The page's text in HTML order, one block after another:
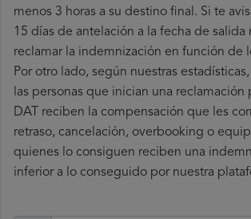
menos 3 horas a su destino final. Si te
15 días de antelación a la fecha de salida
reclamar la indemnización en función de
Por otro lado, según nuestras
las personas que inician una reclamación
DAT reciben la compensación que les
retraso, cancelación, overbooking o
quienes lo consiguen reciben una
inferior a lo conseguido por nuestra